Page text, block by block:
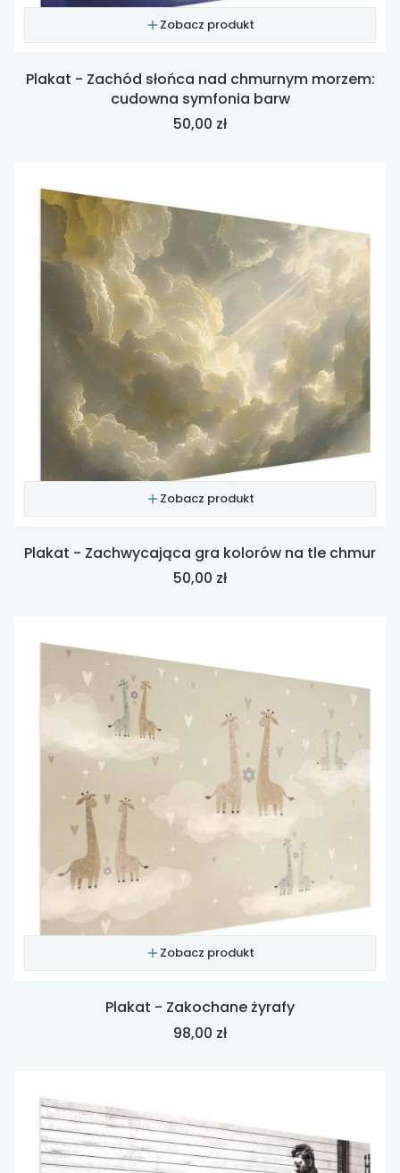
Zobacz produkt
Plakat - Zachód słońca nad chmurnym morzem:
cudowna symfonia barw
Cena
50,00 zł
Zobacz produkt
Plakat - Zachwycająca gra kolorów na tle chmur
Cena
50,00 zł
Zobacz produkt
Plakat - Zakochane żyrafy
Cena
98,00 zł